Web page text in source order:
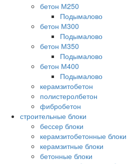
бетон М250
Подымалово
бетон М300
Подымалово
бетон М350
Подымалово
бетон М400
Подымалово
керамзитобетон
полистеролбетон
фибробетон
строительные блоки
бессер блоки
керамзитобетонные блоки
керамзитные блоки
бетонные блоки